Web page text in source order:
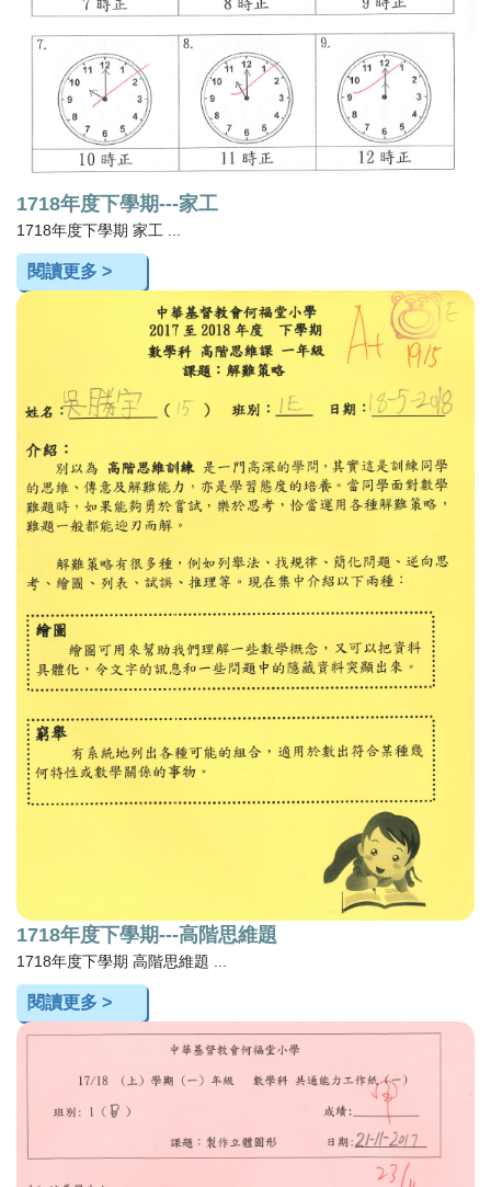
1718年度下學期---家工
1718年度下學期 家工 ...
閱讀更多 >
1718年度下學期---高階思維題
1718年度下學期 高階思維題 ...
閱讀更多 >